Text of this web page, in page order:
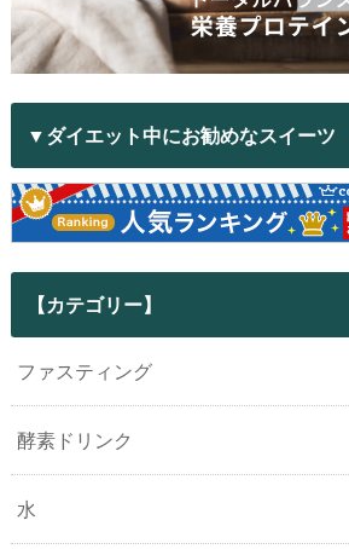
▼ダイエット中にお勧めなスイーツ
【カテゴリー】
ファスティング
酵素ドリンク
水